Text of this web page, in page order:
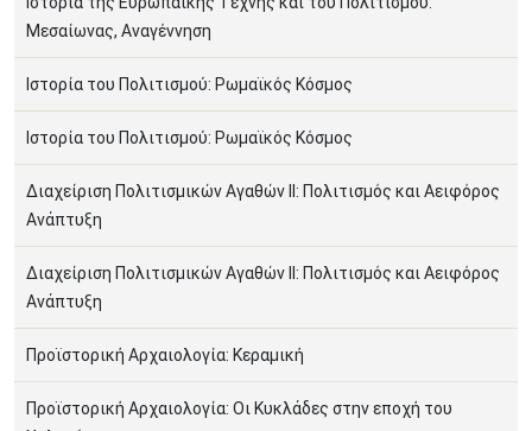
Μεσαίωνας, Αναγέννηση
Ιστορία του Πολιτισμού: Ρωμαϊκός Κόσμος
Ιστορία του Πολιτισμού: Ρωμαϊκός Κόσμος
Διαχείριση Πολιτισμικών Αγαθών ΙΙ: Πολιτισμός και Αειφόρος
Ανάπτυξη
Διαχείριση Πολιτισμικών Αγαθών ΙΙ: Πολιτισμός και Αειφόρος
Ανάπτυξη
Προϊστορική Αρχαιολογία: Κεραμική
Προϊστορική Αρχαιολογία: Οι Κυκλάδες στην εποχή του